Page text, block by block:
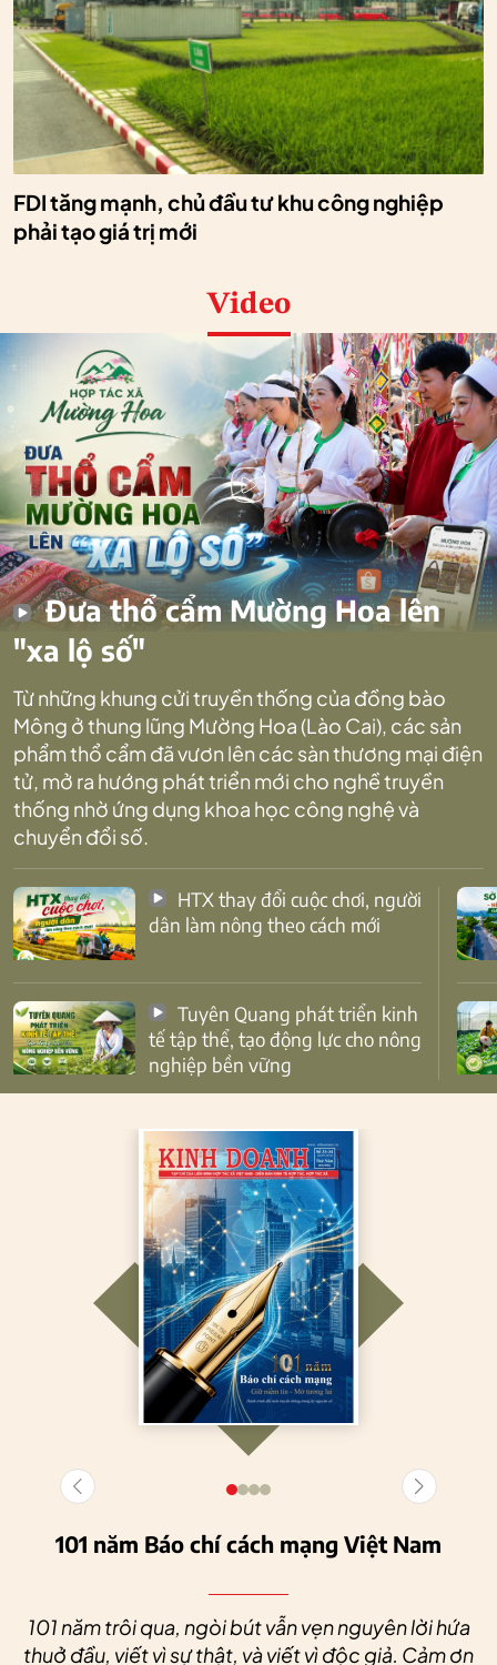
FDI tăng mạnh, chủ đầu tư khu công nghiệp
phải tạo giá trị mới
Video
Đưa thổ cẩm Mường Hoa lên
"xa lộ số"
Từ những khung cửi truyền thống của đồng bào
Mông ở thung lũng Mường Hoa (Lào Cai), các sản
phẩm thổ cẩm đã vươn lên các sàn thương mại điện
tử, mở ra hướng phát triển mới cho nghề truyền
thống nhờ ứng dụng khoa học công nghệ và
chuyển đổi số.
dân làm nông theo cách mới
tế tập thể, tạo động lực cho nông
nghiệp bền vững
101 năm Báo chí cách mạng Việt Nam
101 năm trôi qua, ngòi bút vẫn vẹn nguyên lời hứa
thuở đầu, viết vì sự thật, và viết vì độc giả. Cảm ơn